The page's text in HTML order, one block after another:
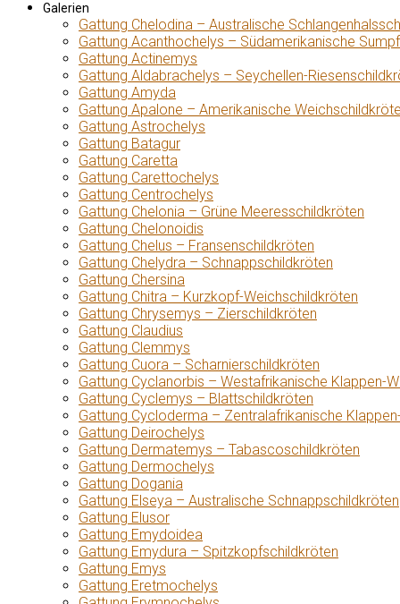
Galerien
Gattung Chelodina – Australische
Gattung Acanthochelys – Südamerikanische
Gattung Actinemys
Gattung Aldabrachelys – Seychellen-
Gattung Amyda
Gattung Apalone – Amerikanische
Gattung Astrochelys
Gattung Batagur
Gattung Caretta
Gattung Carettochelys
Gattung Centrochelys
Gattung Chelonia – Grüne Meeresschildkröten
Gattung Chelonoidis
Gattung Chelus – Fransenschildkröten
Gattung Chelydra – Schnappschildkröten
Gattung Chersina
Gattung Chitra – Kurzkopf-Weichschildkröten
Gattung Chrysemys – Zierschildkröten
Gattung Claudius
Gattung Clemmys
Gattung Cuora – Scharnierschildkröten
Gattung Cyclanorbis – Westafrikanische Klappen-
Gattung Cyclemys – Blattschildkröten
Gattung Cycloderma – Zentralafrikanische
Gattung Deirochelys
Gattung Dermatemys – Tabascoschildkröten
Gattung Dermochelys
Gattung Dogania
Gattung Elseya – Australische Schnappschildkröten
Gattung Elusor
Gattung Emydoidea
Gattung Emydura – Spitzkopfschildkröten
Gattung Emys
Gattung Eretmochelys